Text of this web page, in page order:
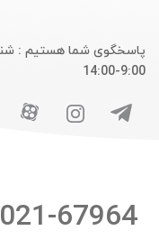
9:00-14:00
021-67964